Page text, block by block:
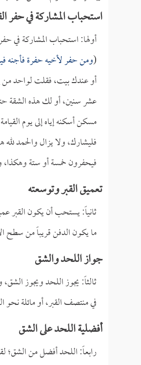
استحباب المشاركة في حفر
أولها: استحباب المشاركة في
(ومن حفر لأخيه حفرة فأجنه
أو عندك بيت، فقلت لواحد من
عشر سنين، أو لك هذه الشقة
مسكن أسكنه إياه إلى يوم
فليشارك، ولا يزال والحمد لله
فيحفرون خمسة أو ستة
تعميق القبر وتوسعته
ثانياً: يستحب أن يكون القبر
ما يكون الدفن قريباً من سطح
جواز اللحد والشق
ثالثاً: يجوز اللحد ويجوز
في منتصف القبر، أو مائلة نحو
أفضلية اللحد على الشق
رابعاً: اللحد أفضل من الشق؛